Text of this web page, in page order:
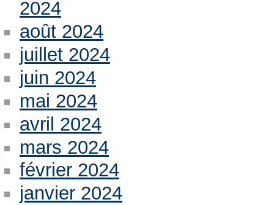
2024
août 2024
juillet 2024
juin 2024
mai 2024
avril 2024
mars 2024
février 2024
janvier 2024